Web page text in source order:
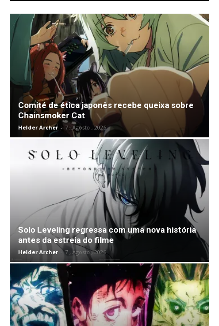
Comité de ética japonês recebe queixa sobre
Chainsmoker Cat
Helder Archer - 7 , Agosto , 2026
Solo Leveling regressa com uma nova história
antes da estreia do filme
Helder Archer - 7 , Agosto , 2026